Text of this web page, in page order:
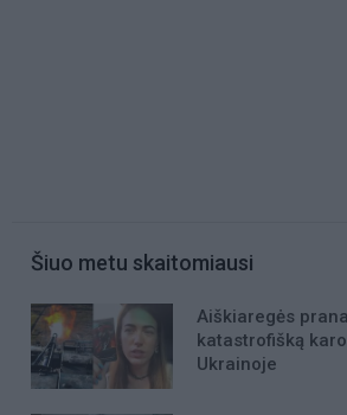
Šiuo metu skaitomiausi
Aiškiaregės
katastrofišką
Ukrainoje